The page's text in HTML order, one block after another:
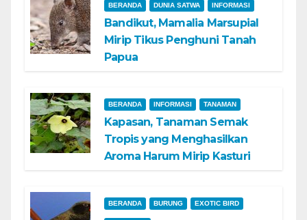
BERANDA DUNIA SATWA INFORMASI
Bandikut, Mamalia Marsupial
Mirip Tikus Penghuni Tanah
Papua
BERANDA INFORMASI TANAMAN
Kapasan, Tanaman Semak
Tropis yang Menghasilkan
Aroma Harum Mirip Kasturi
BERANDA BURUNG EXOTIC BIRD